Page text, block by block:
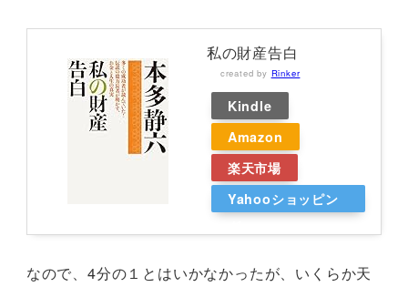
私の財産告白
created by Rinker
Kindle
Amazon
楽天市場
Yahooショッピン
なので、4分の１とはいかなかったが、いくらか天